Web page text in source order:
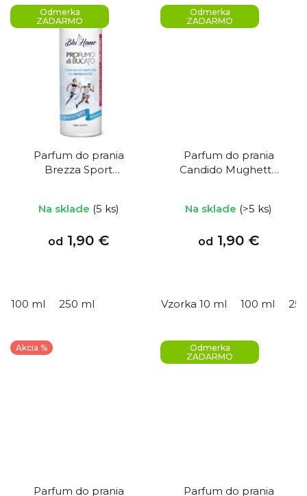
Odmerka
ZADARMO
Parfum do prania
Brezza Sport
Na sklade (5 ks)
od 1,90 €
100 ml 250 ml
Odmerka
ZADARMO
Parfum do prania
Candido Mughetto
Na sklade (>5 ks)
od 1,90 €
Vzorka 10 ml 100 ml
Akcia %
Parfum do prania
Odmerka
ZADARMO
Parfum do prania